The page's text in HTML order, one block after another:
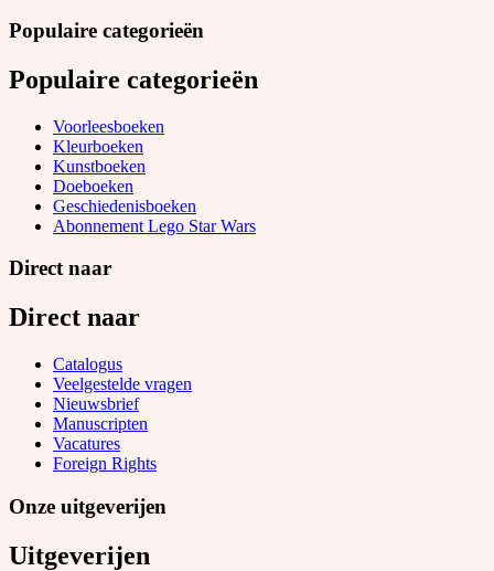
Populaire categorieën
Populaire categorieën
Voorleesboeken
Kleurboeken
Kunstboeken
Doeboeken
Geschiedenisboeken
Abonnement Lego Star Wars
Direct naar
Direct naar
Catalogus
Veelgestelde vragen
Nieuwsbrief
Manuscripten
Vacatures
Foreign Rights
Onze uitgeverijen
Uitgeverijen